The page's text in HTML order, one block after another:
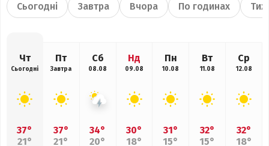
Сьогодні Завтра Вчора По годинах
Чт
Сьогодні
37°
21°
Пт
Завтра
37°
21°
Сб
08.08
34°
20°
Нд
09.08
30°
18°
Пн
10.08
31°
15°
Вт
11.08
32°
15°
Ср
12.08
32°
18°